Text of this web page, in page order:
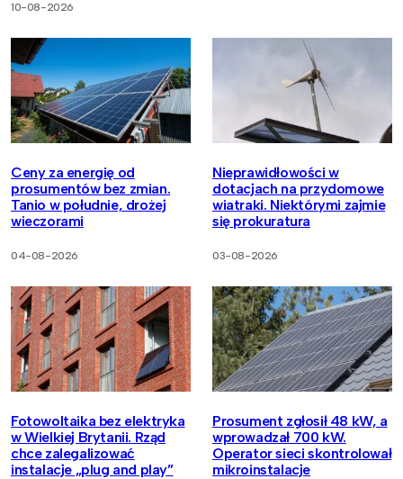
10-08-2026
Ceny za energię od
prosumentów bez zmian.
Tanio w południe, drożej
wieczorami
04-08-2026
Nieprawidłowości w
dotacjach na przydomowe
wiatraki. Niektórymi zajmie
się prokuratura
03-08-2026
Fotowoltaika bez elektryka
w Wielkiej Brytanii. Rząd
chce zalegalizować
instalacje „plug and play”
Prosument zgłosił 48 kW, a
wprowadzał 700 kW.
Operator sieci skontrolował
mikroinstalacje